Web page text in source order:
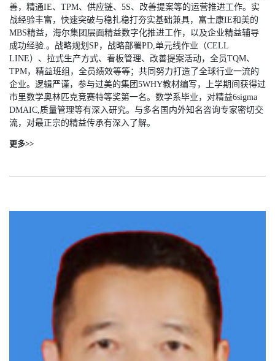
善，精通IE、TPM、供应链、5S、改善提案等的运营推进工作。实
战经验丰富，快速突破与稳扎稳打夯实基础兼具，富士康IE和美的
MBS精益，海尔集团层面精益数字化推进工作，以及企业精益辅导
成功经验.。战略规划SP，战略部署PD,单元线作业（CELL
LINE）、拉式生产方式、看板管理、改善提案活动，全员TQM、
TPM，精益班组，全员绩效等等；共同努力打造了全球行业一流的
企业。逻辑严谨，参与过美的集团5WHY教材编写，上学期间获得过
市里数学奥林匹克竞赛特等奖第一名。数学系毕业，对精益6sigma
DMAIC,质量管理等有深入研究。与多名国内外知名咨询专家密切交
流，对最正宗的精益传承有深入了解。
更多>>